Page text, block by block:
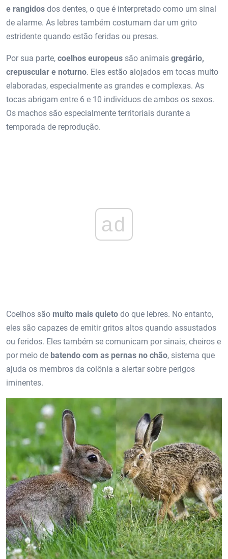
e rangidos dos dentes, o que é interpretado como um sinal
de alarme. As lebres também costumam dar um grito
estridente quando estão feridas ou presas.
Por sua parte, coelhos europeus são animais gregário,
crepuscular e noturno. Eles estão alojados em tocas muito
elaboradas, especialmente as grandes e complexas. As
tocas abrigam entre 6 e 10 indivíduos de ambos os sexos.
Os machos são especialmente territoriais durante a
temporada de reprodução.
ad
Coelhos são muito mais quieto do que lebres. No entanto,
eles são capazes de emitir gritos altos quando assustados
ou feridos. Eles também se comunicam por sinais, cheiros e
por meio de batendo com as pernas no chão, sistema que
ajuda os membros da colônia a alertar sobre perigos
iminentes.